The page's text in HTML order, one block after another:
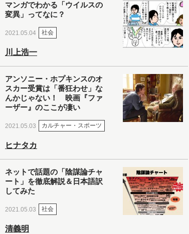
マンガでわかる「ウイルスの
変異」ってなに？
2021.05.04 社会
川上浩一
アンソニー・ホプキンスのオ
スカー受賞は「番狂わせ」な
んかじゃない！ 映画『ファ
ーザー』のここが凄い
2021.05.03 カルチャー・スポーツ
ヒナタカ
ネットで話題の「陰謀論チャ
ート」を徹底解説＆日本語訳
してみた
2021.05.03 社会
清義明